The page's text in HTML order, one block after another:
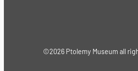
©2026 Ptolemy Museum all